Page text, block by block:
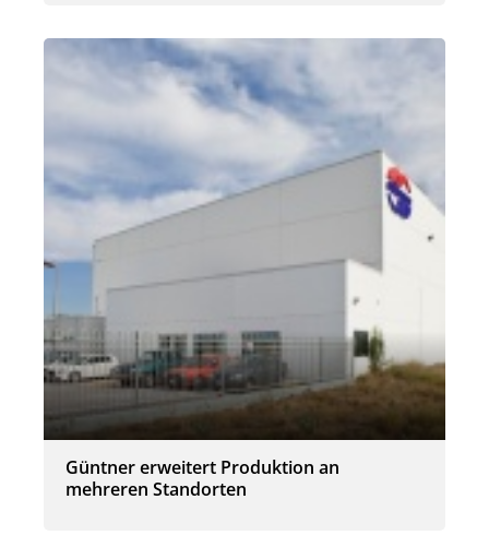
Güntner erweitert Produktion an
mehreren Standorten